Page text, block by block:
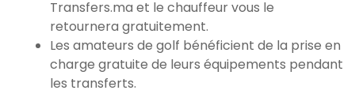
Transfers.ma et le chauffeur vous le
retournera gratuitement.
Les amateurs de golf bénéficient de la prise en
charge gratuite de leurs équipements pendant
les transferts.